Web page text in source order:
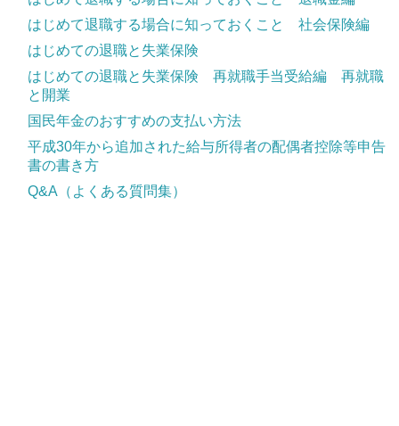
はじめて退職する場合に知っておくこと 社会保険編
はじめての退職と失業保険
はじめての退職と失業保険 再就職手当受給編 再就職
と開業
国民年金のおすすめの支払い方法
平成30年から追加された給与所得者の配偶者控除等申告
書の書き方
Q&A（よくある質問集）